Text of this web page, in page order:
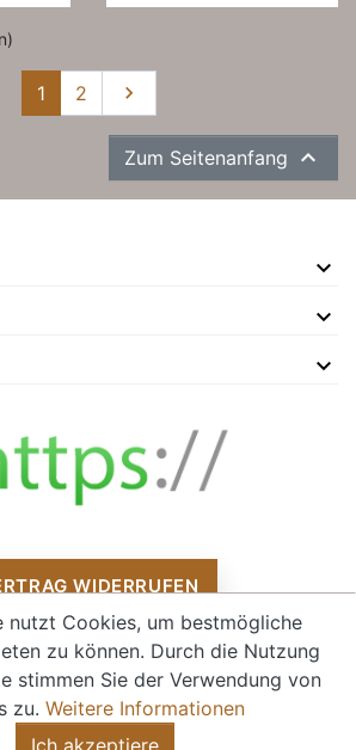
1 2 Weiter

Zum Seitenanfang 
WIDERRUFEN
sich inklusive Mehrwertsteuer und zzgl.
Versandkosten
nutzt Cookies, um bestmögliche
zu können. Durch die Nutzung
stimmen Sie der Verwendung von
zu. Weitere Informationen
Ich akzeptiere